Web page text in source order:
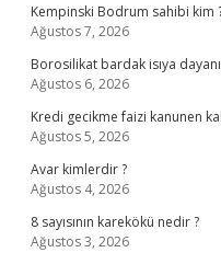
Kempinski Bodrum sahibi kim
Ağustos 7, 2026
Borosilikat bardak isıya
Ağustos 6, 2026
Kredi gecikme faizi kanunen
Ağustos 5, 2026
Avar kimlerdir ?
Ağustos 4, 2026
8 sayısının karekökü nedir ?
Ağustos 3, 2026